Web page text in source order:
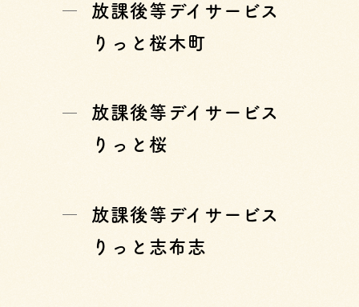
放課後等デイサービス
りっと桜木町
放課後等デイサービス
りっと桜
放課後等デイサービス
りっと志布志